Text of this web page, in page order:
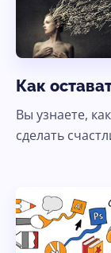
Как
Вы узнаете,
сделать